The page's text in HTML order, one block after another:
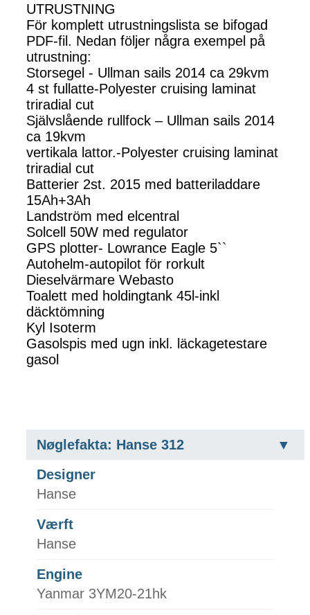
UTRUSTNING
För komplett utrustningslista se bifogad
PDF-fil. Nedan följer några exempel på
utrustning:
Storsegel - Ullman sails 2014 ca 29kvm
4 st fullatte-Polyester cruising laminat
triradial cut
Självslående rullfock – Ullman sails 2014
ca 19kvm
vertikala lattor.-Polyester cruising laminat
triradial cut
Batterier 2st. 2015 med batteriladdare
15Ah+3Ah
Landström med elcentral
Solcell 50W med regulator
GPS plotter- Lowrance Eagle 5``
Autohelm-autopilot för rorkult
Dieselvärmare Webasto
Toalett med holdingtank 45l-inkl
däcktömning
Kyl Isoterm
Gasolspis med ugn inkl. läckagetestare
gasol
Nøglefakta: Hanse 312
Designer
Hanse
Værft
Hanse
Engine
Yanmar 3YM20-21hk